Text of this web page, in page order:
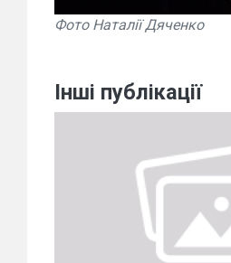
Фото Наталії Дяченко
Інші публікації